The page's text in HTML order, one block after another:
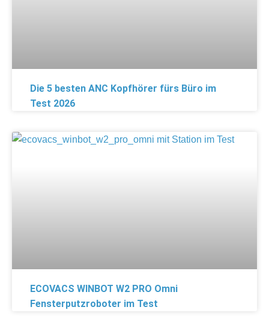
Die 5 besten ANC Kopfhörer fürs Büro im
Test 2026
ECOVACS WINBOT W2 PRO Omni
Fensterputzroboter im Test